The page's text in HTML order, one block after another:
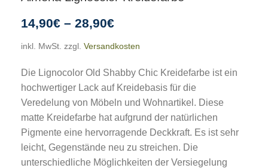
14,90€ – 28,90€
inkl. MwSt. zzgl. Versandkosten
Die Lignocolor Old Shabby Chic Kreidefarbe ist ein
hochwertiger Lack auf Kreidebasis für die
Veredelung von Möbeln und Wohnartikel. Diese
matte Kreidefarbe hat aufgrund der natürlichen
Pigmente eine hervorragende Deckkraft. Es ist sehr
leicht, Gegenstände neu zu streichen. Die
unterschiedliche Möglichkeiten der Versiegelung